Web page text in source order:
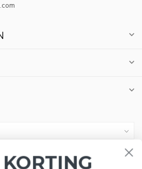
NIEUWSBRIEF EN BLIJF OP